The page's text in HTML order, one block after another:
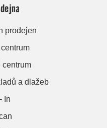
prodejen
centrum
a dlažeb
In